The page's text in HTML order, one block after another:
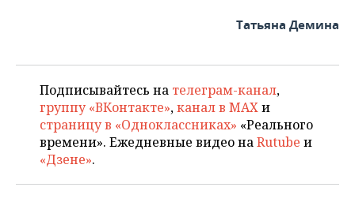
Татьяна Демина
Подписывайтесь на телеграм-канал,
группу «ВКонтакте»,канал в MAXи
страницу в «Одноклассниках» «Реального
времени». Ежедневные видео наRutube и
«Дзене».